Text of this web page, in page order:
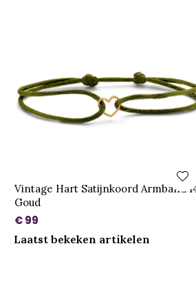
Vintage Hart Satijnkoord Armband
Goud
€ 99
Laatst bekeken artikelen